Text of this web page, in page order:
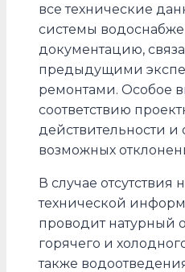
все технические
системы
документацию,
предыдущими
ремонтами. Особое
соответствию
действительности
возможных
В случае отсутствия
технической
проводит натурный
горячего и
также